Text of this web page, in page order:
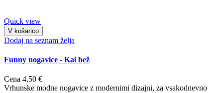
Quick view
V košarico
Dodaj na seznam želja
Funny nogavice - Kai bež
Cena 4,50 €
Vrhunske modne nogavice z modernimi dizajni, za vsakodnevno